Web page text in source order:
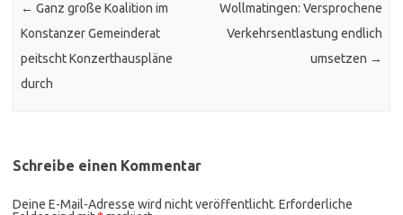
← Ganz große Koalition im
Konstanzer Gemeinderat
peitscht Konzerthauspläne
durch
Wollmatingen: Versprochene
Verkehrsentlastung endlich
umsetzen →
Schreibe einen Kommentar
Deine E-Mail-Adresse wird nicht veröffentlicht. Erforderliche